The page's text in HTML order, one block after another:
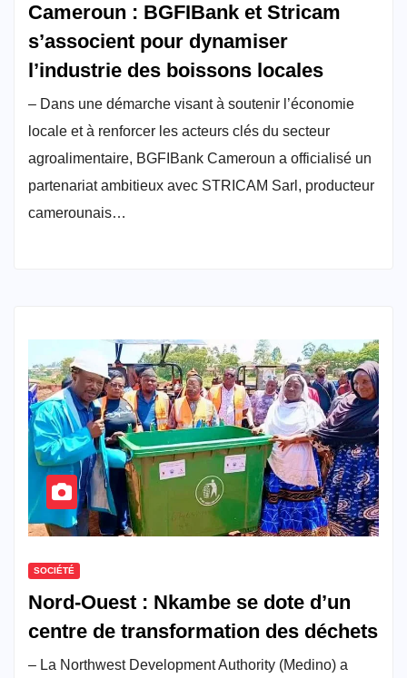
Cameroun : BGFIBank et Stricam
s’associent pour dynamiser
l’industrie des boissons locales
– Dans une démarche visant à soutenir l’économie
locale et à renforcer les acteurs clés du secteur
agroalimentaire, BGFIBank Cameroun a officialisé un
partenariat ambitieux avec STRICAM Sarl, producteur
camerounais…
SOCIÉTÉ
Nord-Ouest : Nkambe se dote d’un
centre de transformation des déchets
– La Northwest Development Authority (Medino) a